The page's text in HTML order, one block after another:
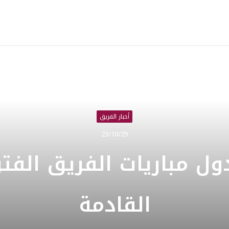
أخبار الفريق
23/10/29
مباريات الفريق
القادمة